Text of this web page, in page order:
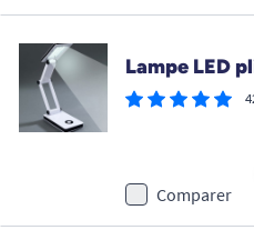
Lampe LED
Comparer